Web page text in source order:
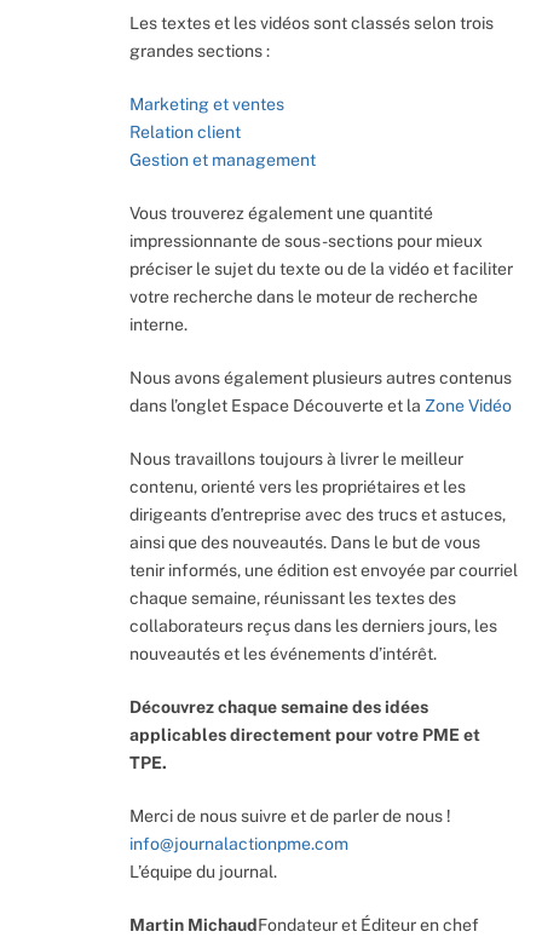
Les textes et les vidéos sont classés selon trois
grandes sections :
Marketing et ventes
Relation client
Gestion et management
Vous trouverez également une quantité
impressionnante de sous-sections pour mieux
préciser le sujet du texte ou de la vidéo et faciliter
votre recherche dans le moteur de recherche
interne.
Nous avons également plusieurs autres contenus
dans l’onglet Espace Découverte et la Zone Vidéo
Nous travaillons toujours à livrer le meilleur
contenu, orienté vers les propriétaires et les
dirigeants d’entreprise avec des trucs et astuces,
ainsi que des nouveautés. Dans le but de vous
tenir informés, une édition est envoyée par courriel
chaque semaine, réunissant les textes des
collaborateurs reçus dans les derniers jours, les
nouveautés et les événements d’intérêt.
Découvrez chaque semaine des idées
applicables directement pour votre PME et
TPE.
Merci de nous suivre et de parler de nous !
info@journalactionpme.com
L’équipe du journal.
Martin MichaudFondateur et Éditeur en chef